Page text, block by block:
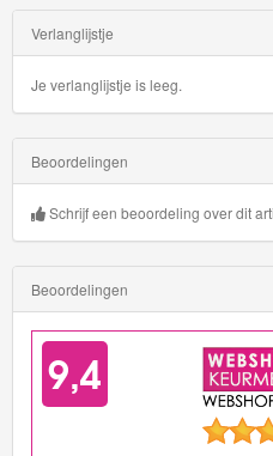
Verlanglijstje
Je verlanglijstje is leeg.
Beoordelingen
Schrijf een beoordeling over dit
Beoordelingen